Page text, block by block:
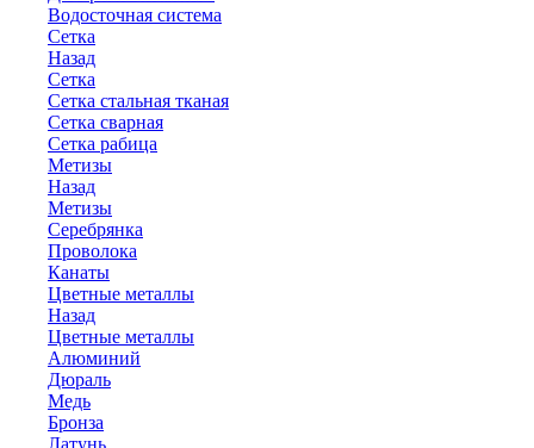
Водосточная система
Сетка
Назад
Сетка
Сетка стальная тканая
Сетка сварная
Сетка рабица
Метизы
Назад
Метизы
Серебрянка
Проволока
Канаты
Цветные металлы
Назад
Цветные металлы
Алюминий
Дюраль
Медь
Бронза
Латунь